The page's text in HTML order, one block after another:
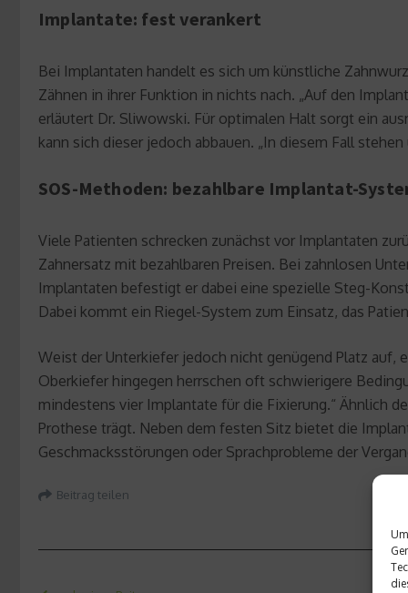
Implantate: fest verankert
Bei Implantaten handelt es sich um künstliche
Zähnen in ihrer Funktion in nichts nach. „Auf den
erläutert Dr. Sliwowski. Für optimalen Halt sorgt ein
kann sich dieser jedoch abbauen. „In diesem Fall
SOS-Methoden: bezahlbare Implantat-
Viele Patienten schrecken zunächst vor Implantaten
Zahnersatz mit bezahlbaren Preisen. Bei zahnlosen
Implantaten befestigt er dabei eine spezielle Steg-
Dabei kommt ein Riegel-System zum Einsatz, das
Weist der Unterkiefer jedoch nicht genügend Platz auf,
Oberkiefer hingegen herrschen oft schwierigere
mindestens vier Implantate für die Fixierung.“ Ähnlich
Prothese trägt. Neben dem festen Sitz bietet die
Geschmacksstörungen oder Sprachprobleme der
Beitrag teilen